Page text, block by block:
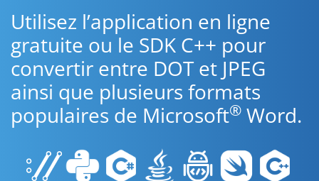
Utilisez l’application en ligne
gratuite ou le SDK C++ pour
convertir entre DOT et JPEG
ainsi que plusieurs formats
populaires de Microsoft® Word.